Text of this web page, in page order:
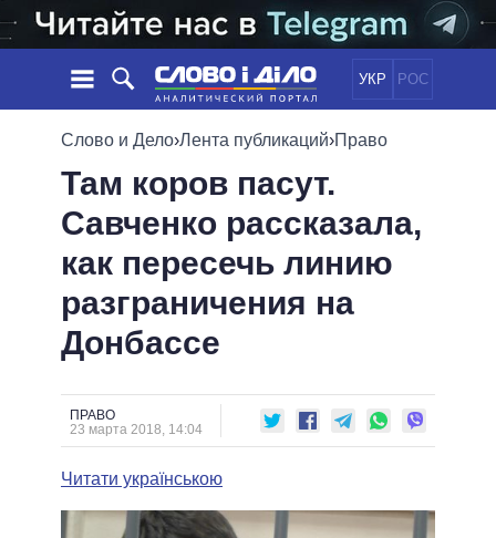
УКР РОС
НОВОСТИ
ЛЕНТА
СОБЫТИЯ
СТАТЬИ
ОБЗОРЫ
ДАЙДЖЕСТЫ
ПОЛИТИКА
ЭКОНОМИКА
ОБЩЕСТВО
ОБЕЩАНИЯ
ПОЛИТИКИ
ВСЕ ПОЛИТИКИ
ПРЕЗИДЕНТ И ОФИС
ВЕРХОВНАЯ РАДА
ГЛАВЫ ОБЛАДМИНИСТРАЦИЙ
МЭРЫ
ВСЕ ПЕРСОНЫ
ВИДЕО
СРАВНЕНИЕ ПОЛИТИКОВ
Слово и Дело›Лента публикаций›Право
Там коров пасут.
Савченко рассказала,
как пересечь линию
разграничения на
Донбассе
ПРАВО
23 марта 2018, 14:04
Читати українською